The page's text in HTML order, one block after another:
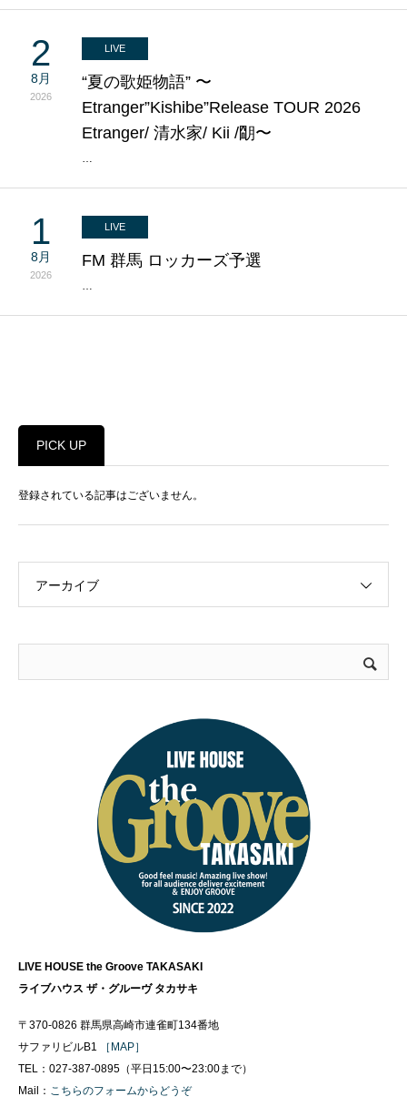
2
8月
2026
LIVE
“夏の歌姫物語” 〜
Etranger”Kishibe”Release TOUR 2026
Etranger/ 清水家/ Kii /朙〜
…
1
8月
2026
LIVE
FM 群馬 ロッカーズ予選
…
PICK UP
登録されている記事はございません。
アーカイブ
LIVE HOUSE the Groove TAKASAKI
ライブハウス ザ・グルーヴ タカサキ
〒370-0826 群馬県高崎市連雀町134番地
サファリビルB1 ［MAP］
TEL：027-387-0895（平日15:00〜23:00まで）
Mail： こちらのフォームからどうぞ